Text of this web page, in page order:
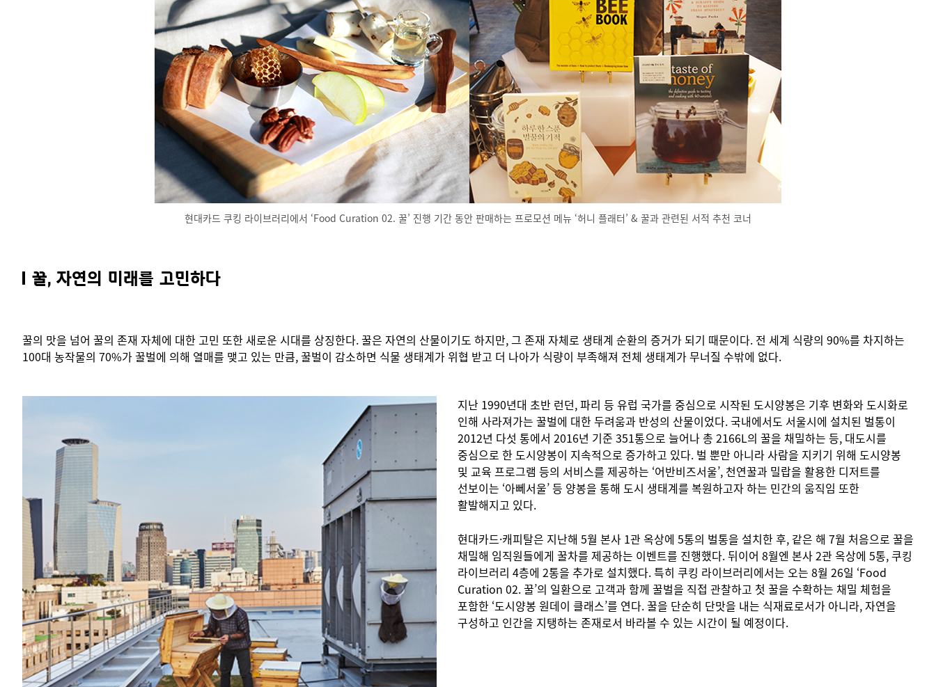
현대카드 쿠킹 라이브러리에서 ‘Food Curation 02. 꿀’ 진행 기간 동안 판매하는 프로모션 메뉴 ‘허니 플래터’ & 꿀과 관련된 서적 추천 코너
꿀, 자연의 미래를 고민하다
꿀의 맛을 넘어 꿀의 존재 자체에 대한 고민 또한 새로운 시대를 상징한다. 꿀은 자연의 산물이기도 하지만, 그 존재 자체로 생태계 순환의 증거가 되기 때문이다. 전 세계 식량의 90%를 차지하는
100대 농작물의 70%가 꿀벌에 의해 열매를 맺고 있는 만큼, 꿀벌이 감소하면 식물 생태계가 위협 받고 더 나아가 식량이 부족해져 전체 생태계가 무너질 수밖에 없다.
지난 1990년대 초반 런던, 파리 등 유럽 국가를 중심으로 시작된 도시양봉은 기후 변화와 도시화로
인해 사라져가는 꿀벌에 대한 두려움과 반성의 산물이었다. 국내에서도 서울시에 설치된 벌통이
2012년 다섯 통에서 2016년 기준 351통으로 늘어나 총 2166L의 꿀을 채밀하는 등, 대도시를
중심으로 한 도시양봉이 지속적으로 증가하고 있다. 벌 뿐만 아니라 사람을 지키기 위해 도시양봉
및 교육 프로그램 등의 서비스를 제공하는 ‘어반비즈서울’, 천연꿀과 밀랍을 활용한 디저트를
선보이는 ‘아뻬서울’ 등 양봉을 통해 도시 생태계를 복원하고자 하는 민간의 움직임 또한
활발해지고 있다.
현대카드·캐피탈은 지난해 5월 본사 1관 옥상에 5통의 벌통을 설치한 후, 같은 해 7월 처음으로 꿀을
채밀해 임직원들에게 꿀차를 제공하는 이벤트를 진행했다. 뒤이어 8월엔 본사 2관 옥상에 5통, 쿠킹
라이브러리 4층에 2통을 추가로 설치했다. 특히 쿠킹 라이브러리에서는 오는 8월 26일 ‘Food
Curation 02. 꿀’의 일환으로 고객과 함께 꿀벌을 직접 관찰하고 첫 꿀을 수확하는 채밀 체험을
포함한 ‘도시양봉 원데이 클래스’를 연다. 꿀을 단순히 단맛을 내는 식재료로서가 아니라, 자연을
구성하고 인간을 지탱하는 존재로서 바라볼 수 있는 시간이 될 예정이다.